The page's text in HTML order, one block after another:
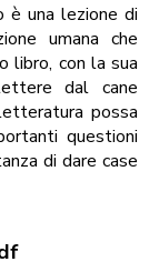
è una lezione di
umana che
libro, con la sua
dal cane
possa
questioni
di dare case